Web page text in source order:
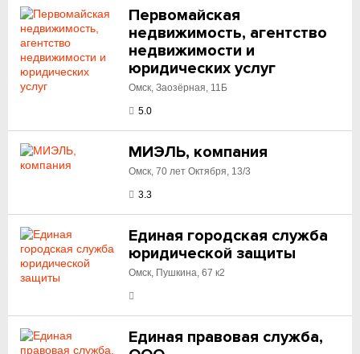
Первомайская
недвижимость, агентство
недвижимости и
юридических услуг
Омск, Заозёрная, 11Б
5.0
МИЭЛЬ, компания
Омск, 70 лет Октября, 13/3
3.3
Единая городская служба
юридической защиты
Омск, Пушкина, 67 к2
Единая правовая служба,